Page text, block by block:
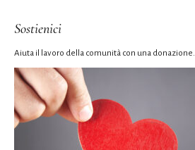
Sostienici
Aiuta il lavoro della comunità con una donazione.